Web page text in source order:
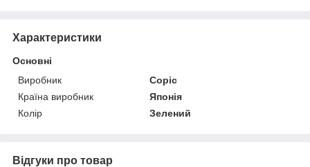
Характеристики
Основні
Виробник
Copic
Країна виробник
Японія
Колір
Зелений
Відгуки про товар